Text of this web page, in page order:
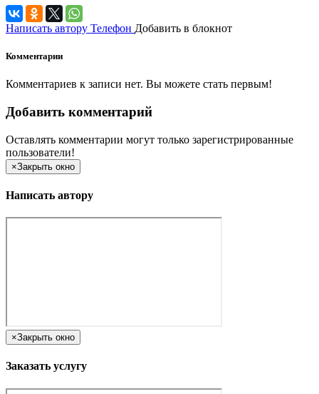
Написать автору Телефон Добавить в блокнот
Комментарии
Комментариев к записи нет. Вы можете стать первым!
Добавить комментарий
Оставлять комментарии могут только зарегистрированные
пользователи!
×Закрыть окно
Написать автору
×Закрыть окно
Заказать услугу